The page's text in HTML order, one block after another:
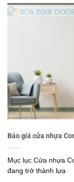
Báo giá cửa nhựa
Mục lục Cửa nhựa
đang trở thành lựa